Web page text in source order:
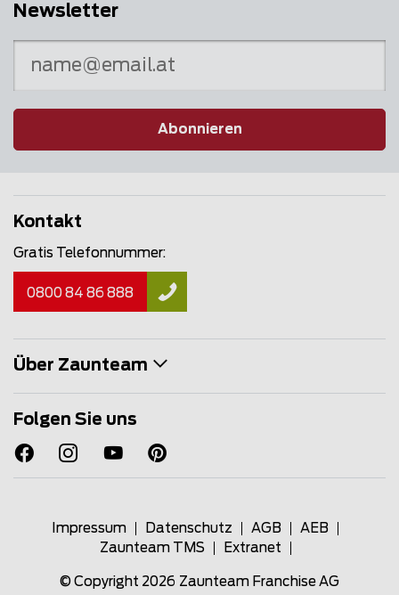
Newsletter
Abonnieren
Kontakt
Gratis Telefonnummer:
0800 84 86 888
Über Zaunteam
Folgen Sie uns
Impressum Datenschutz AGB
AEB
Zaunteam TMS
Extranet
© Copyright 2026 Zaunteam Franchise AG